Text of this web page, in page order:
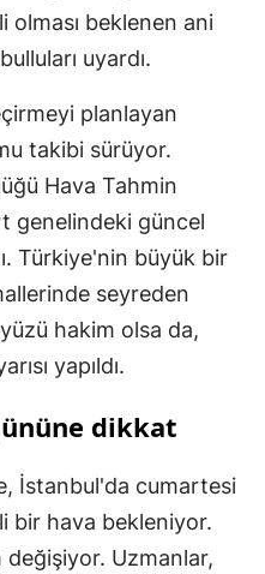
beklenen ani
uyardı.
planlayan
takibi sürüyor.
Hava Tahmin
genelindeki güncel
Türkiye'nin büyük bir
seyreden
hakim olsa da,
yapıldı.
dikkat
İstanbul'da cumartesi
bir hava bekleniyor.
Uzmanlar,